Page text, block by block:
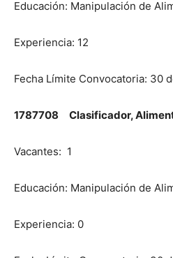
Educación: Manipulación de
Experiencia: 12
Fecha Límite Convocatoria: 30
1787708 Clasificador,
Vacantes: 1
Educación: Manipulación de
Experiencia: 0